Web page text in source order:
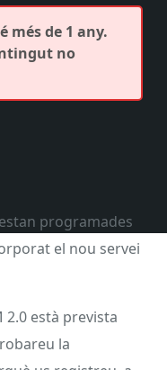
més de 1 any.
no
programades
el nou servei
2.0 està prevista
la